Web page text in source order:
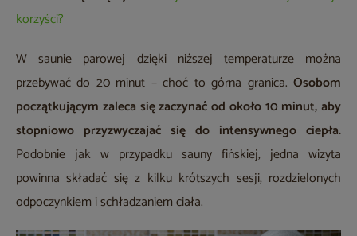
korzyści?
W saunie parowej dzięki niższej temperaturze można
przebywać do 20 minut – choć to górna granica. Osobom
początkującym zaleca się zaczynać od około 10 minut, aby
stopniowo przyzwyczajać się do intensywnego ciepła.
Podobnie jak w przypadku sauny fińskiej, jedna wizyta
powinna składać się z kilku krótszych sesji, rozdzielonych
odpoczynkiem i schładzaniem ciała.